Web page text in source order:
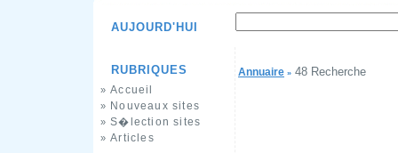
AUJOURD'HUI
RUBRIQUES
» Accueil
» Nouveaux sites
» S�lection sites
» Articles
Annuaire » 48 Recherche